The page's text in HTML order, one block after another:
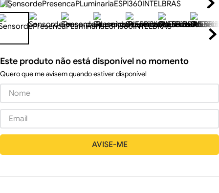
Este produto não está disponível no momento
Quero que me avisem quando estiver disponível